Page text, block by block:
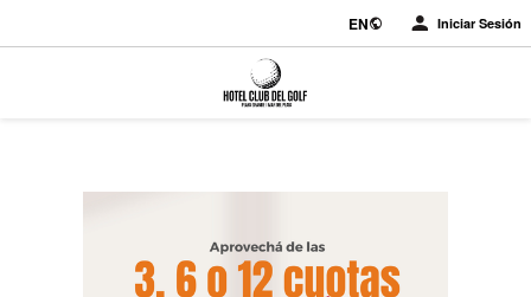
EN Iniciar Sesión